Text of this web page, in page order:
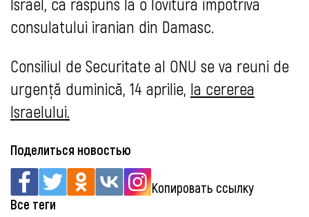
consulatului iranian din Damasc.
Consiliul de Securitate al ONU se va reuni de
urgenţă duminică, 14 aprilie, la cererea
Israelului.
Поделиться новостью
Копировать ссылку
Все теги